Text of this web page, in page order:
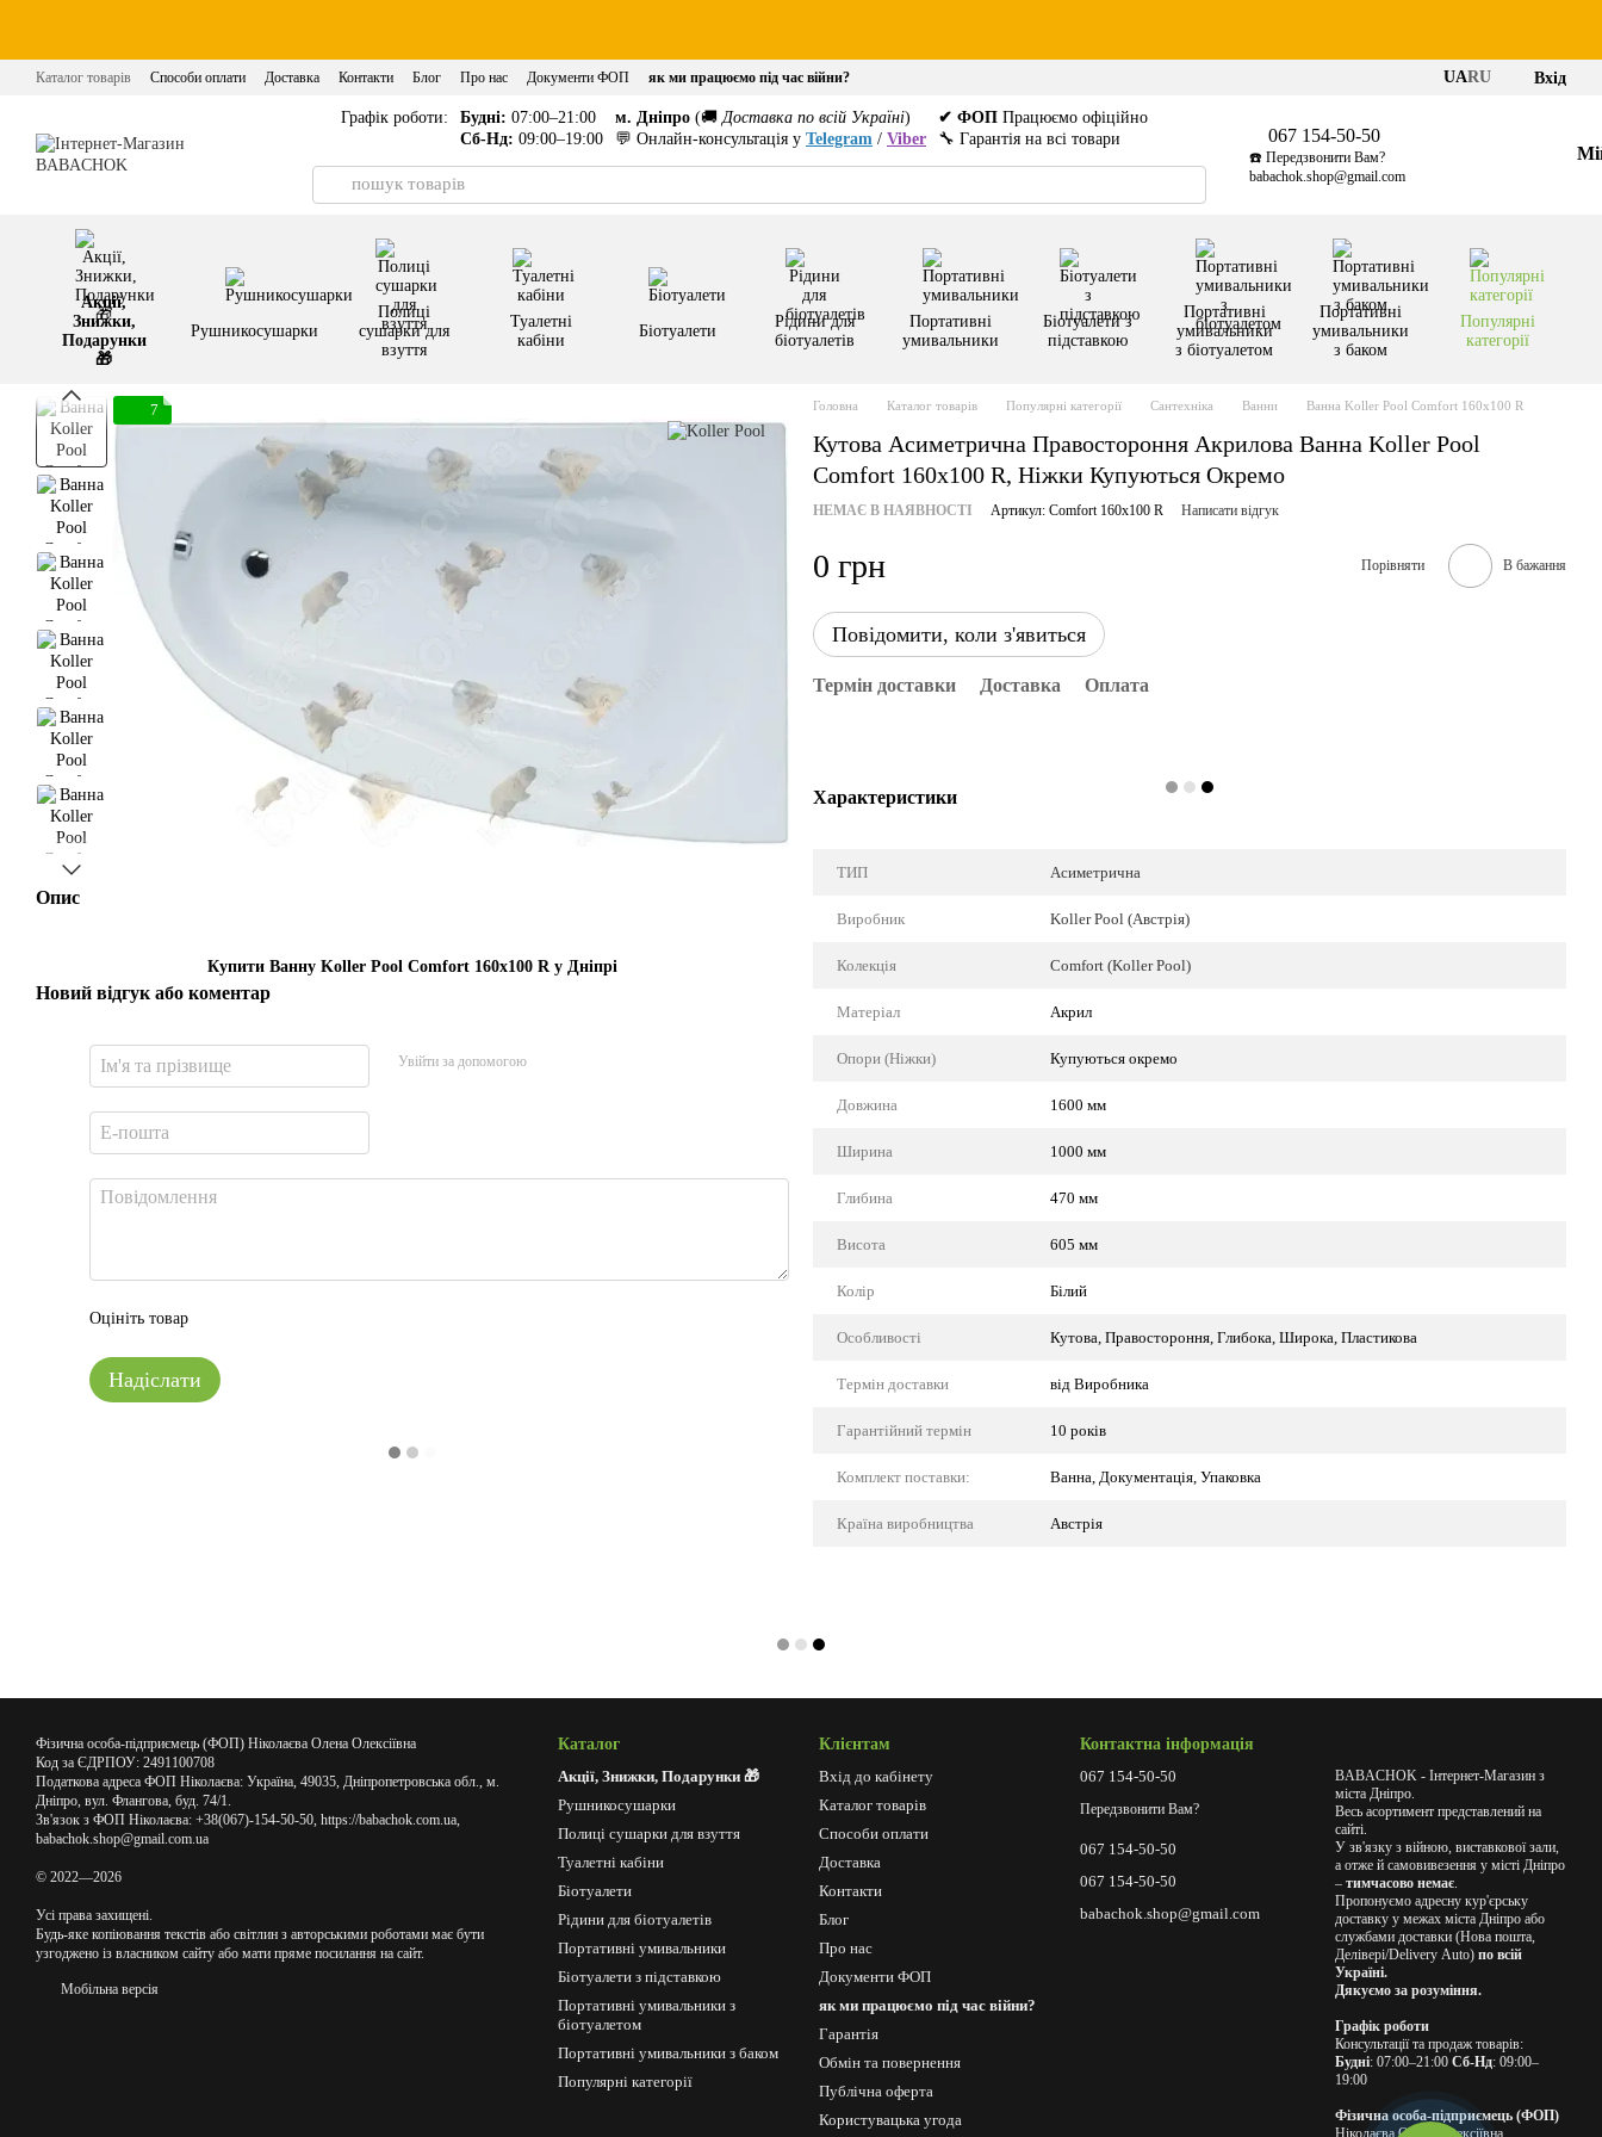
Каталог товарів Способи оплати Доставка Контакти Блог Про нас Документи ФОП як ми працюємо під час війни? UARU Вхід
Графік роботи: Будні: 07:00–21:00
Сб-Нд: 09:00–19:00
м. Дніпро (🚚 Доставка по всій Україні)
💬 Онлайн-консультація у Telegram / Viber
✔ ФОП Працюємо офіційно
🔧 Гарантія на всі товари
067 154-50-50
☎️ Передзвонити Вам?
babachok.shop@gmail.com
Акції,
Знижки,
Подарунки
🎁
Рушникосушарки
Полиці
сушарки для
взуття
Туалетні
кабіни
Біотуалети
Рідини для
біотуалетів
Портативні
умивальники
Біотуалети з
підставкою
Портативні
умивальники
з біотуалетом
Портативні
умивальники
з баком
Популярні
категорії
7
Опис
Купити Ванну Koller Pool Comfort 160x100 R у Дніпрі
Новий відгук або коментар
Увійти за допомогою
Оцініть товар
Надіслати
Головна Каталог товарів Популярні категорії Сантехніка Ванни Ванна Koller Pool Comfort 160x100 R
Кутова Асиметрична Правостороння Акрилова Ванна Koller Pool
Comfort 160x100 R, Ніжки Купуються Окремо
НЕМАЄ В НАЯВНОСТІ Артикул: Comfort 160x100 R Написати відгук
0 грн Порівняти В бажання
Повідомити, коли з'явиться
Термін доставки Доставка Оплата
Характеристики
ТИП Асиметрична
Виробник Koller Pool (Австрія)
Колекція Comfort (Koller Pool)
Матеріал Акрил
Опори (Ніжки) Купуються окремо
Довжина 1600 мм
Ширина 1000 мм
Глибина 470 мм
Висота 605 мм
Колір Білий
Особливості Кутова, Правостороння, Глибока, Широка, Пластикова
Термін доставки від Виробника
Гарантійний термін 10 років
Комплект поставки: Ванна, Документація, Упаковка
Країна виробництва Австрія
Фізична особа-підприємець (ФОП) Ніколаєва Олена Олексіївна
Код за ЄДРПОУ: 2491100708
Податкова адреса ФОП Ніколаєва: Україна, 49035, Дніпропетровська обл., м.
Дніпро, вул. Флангова, буд. 74/1.
Зв'язок з ФОП Ніколаєва: +38(067)-154-50-50, https://babachok.com.ua,
babachok.shop@gmail.com.ua
© 2022—2026
Усі права захищені.
Будь-яке копіювання текстів або світлин з авторськими роботами має бути
узгоджено із власником сайту або мати пряме посилання на сайт.
Мобільна версія
Каталог
Акції, Знижки, Подарунки 🎁
Рушникосушарки
Полиці сушарки для взуття
Туалетні кабіни
Біотуалети
Рідини для біотуалетів
Портативні умивальники
Біотуалети з підставкою
Портативні умивальники з
біотуалетом
Портативні умивальники з баком
Популярні категорії
Клієнтам
Вхід до кабінету
Каталог товарів
Способи оплати
Доставка
Контакти
Блог
Про нас
Документи ФОП
як ми працюємо під час війни?
Гарантія
Обмін та повернення
Публічна оферта
Користувацька угода
Контактна інформація
067 154-50-50
Передзвонити Вам?
067 154-50-50
067 154-50-50
babachok.shop@gmail.com
BABACHOK - Інтернет-Магазин з
міста Дніпро.
Весь асортимент представлений на
сайті.
У зв'язку з війною, виставкової зали,
а отже й самовивезення у місті Дніпро
– тимчасово немає.
Пропонуємо адресну кур'єрську
доставку у межах міста Дніпро або
службами доставки (Нова пошта,
Делівері/Delivery Auto) по всій
Україні.
Дякуємо за розуміння.
Графік роботи
Консультації та продаж товарів:
Будні: 07:00–21:00 Сб-Нд: 09:00–
19:00
Фізична особа-підприємець (ФОП)
Ніколаєва Олена Олексіївна